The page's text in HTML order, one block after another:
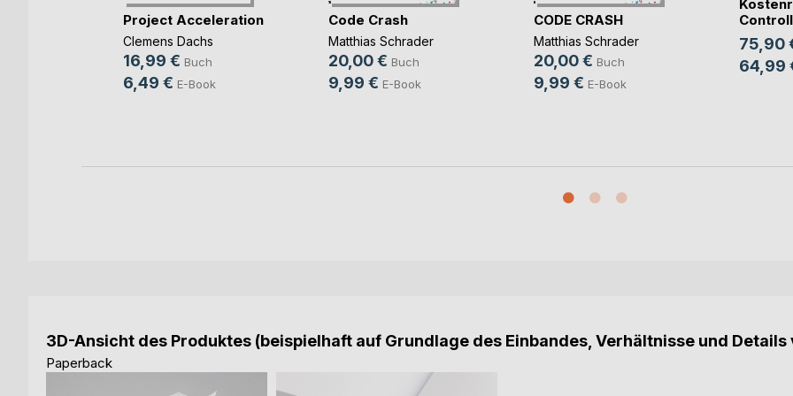
Project Acceleration
Clemens Dachs
16,99 € Buch
6,49 € E-Book
Code Crash
Matthias Schrader
20,00 € Buch
9,99 € E-Book
CODE CRASH
Matthias Schrader
20,00 € Buch
9,99 € E-Book
75,90
64,99
3D-Ansicht des Produktes (beispielhaft auf Grundlage des Einbandes, Verhältnisse und
Paperback